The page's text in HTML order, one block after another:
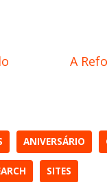
A
ANIVERSÁRIO
SITES